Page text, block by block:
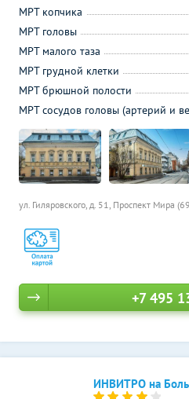
ул. Гиляровского, д. 51, Проспект Мира
МРТ копчика
МРТ головы
МРТ малого таза
МРТ грудной клетки
МРТ брюшной полости
МРТ сосудов головы (артерий и
+7 495
ИНВИТРО на